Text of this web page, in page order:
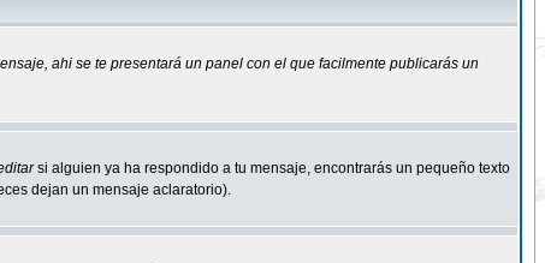
, ahi se te presentará un panel con el que facilmente publicarás un
si alguien ya ha respondido a tu mensaje, encontrarás un pequeño texto
dejan un mensaje aclaratorio).